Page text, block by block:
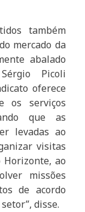
também
mercado da
abalado
Picoli
oferece
os serviços
que as
levadas ao
visitas
Horizonte, ao
missões
de acordo
disse.